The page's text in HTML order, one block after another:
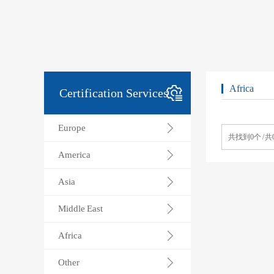
Certification Services
Europe
America
Asia
Middle East
Africa
Other
Africa
共找到0个 / 共